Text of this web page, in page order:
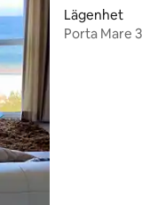
Lägenhet
Porta Mare